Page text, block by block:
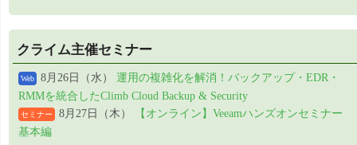
クライム主催セミナー
Web 8月26日（水） 運用の複雑化を解消！バックアップ・EDR・
RMMを統合したClimb Cloud Backup & Security
セミナー 8月27日（木）
【オンライン】Veeamハンズオンセミナー
基本編